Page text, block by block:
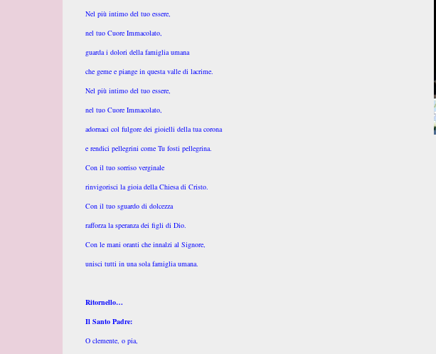
Nel più intimo del tuo essere,
nel tuo Cuore Immacolato,
guarda i dolori della famiglia umana
che geme e piange in questa valle di lacrime.
Nel più intimo del tuo essere,
nel tuo Cuore Immacolato,
adornaci col fulgore dei gioielli della tua corona
e rendici pellegrini come Tu fosti pellegrina.
Con il tuo sorriso verginale
rinvigorisci la gioia della Chiesa di Cristo.
Con il tuo sguardo di dolcezza
rafforza la speranza dei figli di Dio.
Con le mani oranti che innalzi al Signore,
unisci tutti in una sola famiglia umana.
Ritornello…
Il Santo Padre:
O clemente, o pia,